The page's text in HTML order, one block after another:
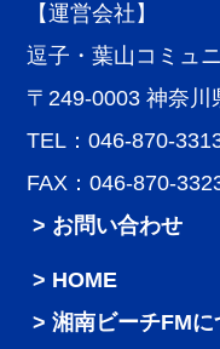
【運営会社】
逗子・葉山コミュ
〒249-0003 神奈
TEL：046-870-
FAX：046-870-
> お問い合わせ
HOME
湘南ビーチFMに